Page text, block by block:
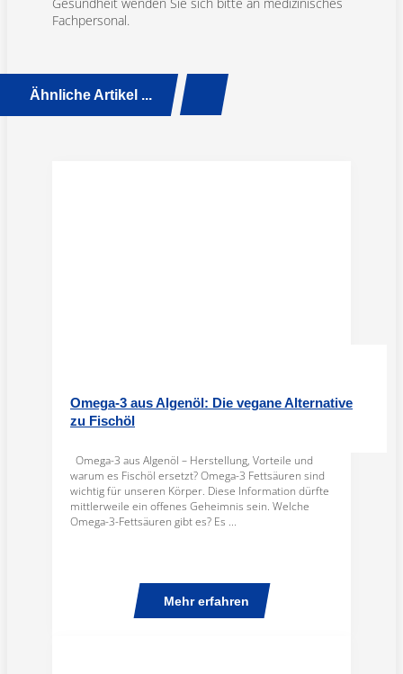
Fachpersonal.
Ähnliche Artikel ...
Omega-3 aus Algenöl: Die vegane Alternative
zu Fischöl
Omega-3 aus Algenöl – Herstellung, Vorteile und
warum es Fischöl ersetzt? Omega-3 Fettsäuren sind
wichtig für unseren Körper. Diese Information dürfte
mittlerweile ein offenes Geheimnis sein. Welche
Omega-3-Fettsäuren gibt es? Es ...
Mehr erfahren